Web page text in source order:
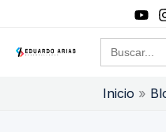
contenido
Buscar:
Inicio